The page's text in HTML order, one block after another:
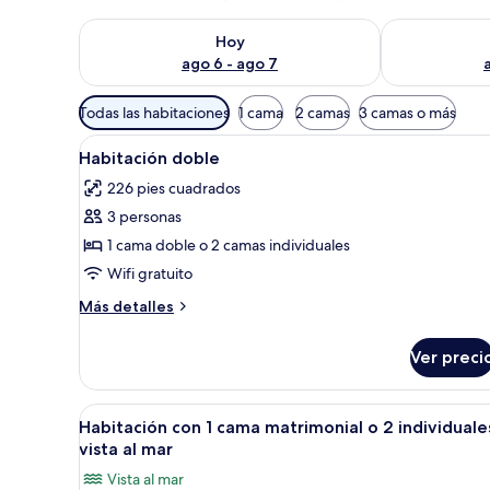
Hoy
ago 6 - ago 7
Consulta la disponibilidad para hoy ago 6 - ago 7
Consulta la
Filtros
disponibles
para
las
habitaciones
Todas las habitaciones 1 cama 2 camas 3 camas o más
Abrir
todas
las
fotos
de
Habitación
doble
Una habitación de hotel con
6
Habitación doble
226 pies cuadrados
3 personas
1 cama doble o 2 camas individuales
Wifi gratuito
Más detalles
Más
doble
Ver
Abrir
todas
Habitación de hotel con
10
Habitación con 1 cama matrimonial o 2
vista al mar
Vista al mar